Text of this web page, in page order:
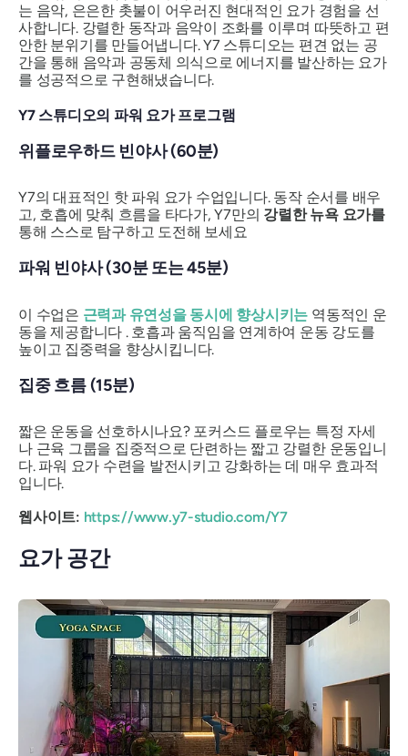
는 음악, 은은한 촛불이 어우러진 현대적인 요가 경험을 선
사합니다. 강렬한 동작과 음악이 조화를 이루며 따뜻하고 편
안한 분위기를 만들어냅니다. Y7 스튜디오는 편견 없는 공
간을 통해 음악과 공동체 의식으로 에너지를 발산하는 요가
를 성공적으로 구현해냈습니다.
Y7 스튜디오의 파워 요가 프로그램
위플로우하드 빈야사 (60분)
Y7의 대표적인 핫 파워 요가 수업입니다. 동작 순서를 배우
고, 호흡에 맞춰 흐름을 타다가, Y7만의 강렬한 뉴욕 요가를
통해 스스로 탐구하고 도전해 보세요
파워 빈야사 (30분 또는 45분)
이 수업은 근력과 유연성을 동시에 향상시키는 역동적인 운
동을 제공합니다 . 호흡과 움직임을 연계하여 운동 강도를
높이고 집중력을 향상시킵니다.
집중 흐름 (15분)
짧은 운동을 선호하시나요? 포커스드 플로우는 특정 자세
나 근육 그룹을 집중적으로 단련하는 짧고 강렬한 운동입니
다. 파워 요가 수련을 발전시키고 강화하는 데 매우 효과적
입니다.
웹사이트: https://www.y7-studio.com/Y7
요가 공간